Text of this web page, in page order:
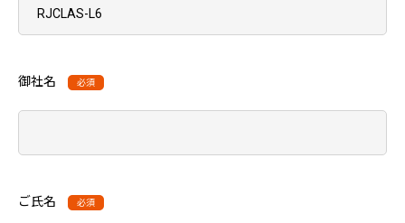
RJCLAS-L6
御社名 必須
ご氏名 必須